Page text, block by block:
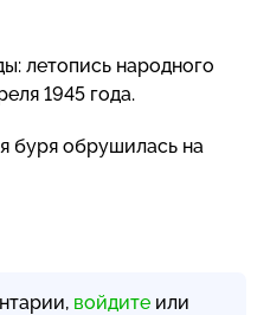
летопись народного
1945 года.
буря обрушилась на
войдите или